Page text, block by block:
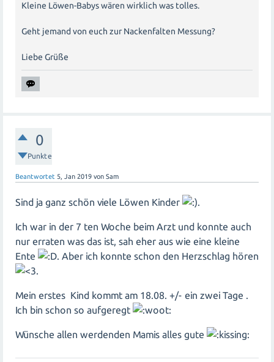
Kleine Löwen-Babys wären wirklich was tolles.
Geht jemand von euch zur Nackenfalten Messung?
Liebe Grüße
0
Punkte
Beantwortet 5, Jan 2019 von Sam
Sind ja ganz schön viele Löwen Kinder .
Ich war in der 7 ten Woche beim Arzt und konnte auch
nur erraten was das ist, sah eher aus wie eine kleine
Ente
. Aber ich konnte schon den Herzschlag hören
.
Mein erstes Kind kommt am 18.08. +/- ein zwei Tage .
Ich bin schon so aufgeregt
Wünsche allen werdenden Mamis alles gute